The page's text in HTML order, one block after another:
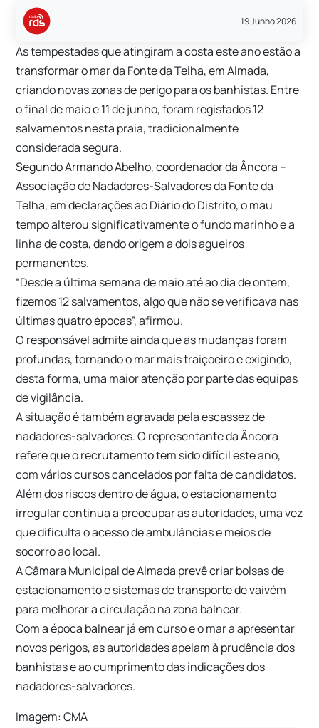
19 Junho 2026
As tempestades que atingiram a costa este ano estão a
transformar o mar da Fonte da Telha, em Almada,
criando novas zonas de perigo para os banhistas. Entre
o final de maio e 11 de junho, foram registados 12
salvamentos nesta praia, tradicionalmente
considerada segura.
Segundo Armando Abelho, coordenador da Âncora –
Associação de Nadadores-Salvadores da Fonte da
Telha, em declarações ao Diário do Distrito, o mau
tempo alterou significativamente o fundo marinho e a
linha de costa, dando origem a dois agueiros
permanentes.
“Desde a última semana de maio até ao dia de ontem,
fizemos 12 salvamentos, algo que não se verificava nas
últimas quatro épocas”, afirmou.
O responsável admite ainda que as mudanças foram
profundas, tornando o mar mais traiçoeiro e exigindo,
desta forma, uma maior atenção por parte das equipas
de vigilância.
A situação é também agravada pela escassez de
nadadores-salvadores. O representante da Âncora
refere que o recrutamento tem sido difícil este ano,
com vários cursos cancelados por falta de candidatos.
Além dos riscos dentro de água, o estacionamento
irregular continua a preocupar as autoridades, uma vez
que dificulta o acesso de ambulâncias e meios de
socorro ao local.
A Câmara Municipal de Almada prevê criar bolsas de
estacionamento e sistemas de transporte de vaivém
para melhorar a circulação na zona balnear.
Com a época balnear já em curso e o mar a apresentar
novos perigos, as autoridades apelam à prudência dos
banhistas e ao cumprimento das indicações dos
nadadores-salvadores.
Imagem: CMA